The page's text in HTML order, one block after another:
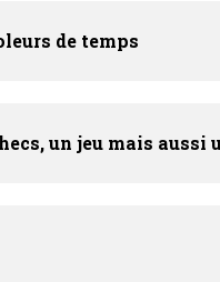
de temps
un jeu mais aussi